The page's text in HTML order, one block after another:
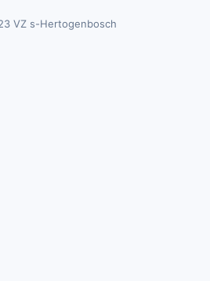
VZ s-Hertogenbosch